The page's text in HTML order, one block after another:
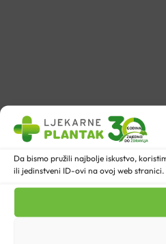
Da bismo pružili najbolje iskustvo,
ili jedinstveni ID-ovi na ovoj web